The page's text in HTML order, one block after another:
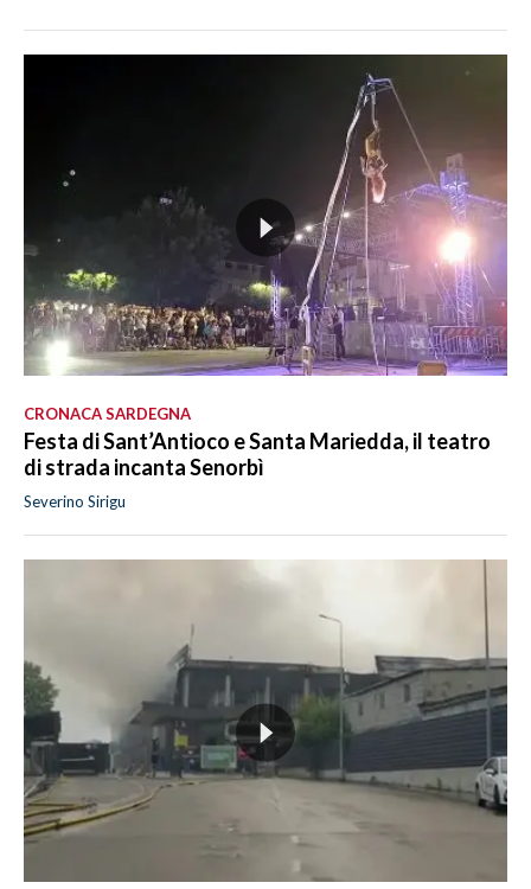
CRONACA SARDEGNA
Festa di Sant’Antioco e Santa Mariedda, il teatro
di strada incanta Senorbì
Severino Sirigu